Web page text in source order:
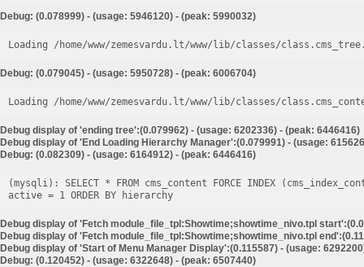
Debug: (0.078999) - (usage: 5946120) - (peak: 5990032)
Loading /home/www/zemesvardu.lt/www/lib/classes/
Debug: (0.079045) - (usage: 5950728) - (peak: 6006704)
Loading /home/www/zemesvardu.lt/www/lib/classes/
Debug display of 'ending tree':(0.079962) - (usage: 6202336) - (peak: 6446416)
Debug display of 'End Loading Hierarchy Manager':(0.079991) - (usage:
Debug: (0.082309) - (usage: 6164912) - (peak: 6446416)
(mysqli): SELECT * FROM cms_content FORCE INDEX
Debug display of 'Fetch module_file_tpl:Showtime;showtime_nivo.tpl
Debug display of 'Fetch module_file_tpl:Showtime;showtime_nivo.tpl
Debug display of 'Start of Menu Manager Display':(0.115587) - (usage:
Debug: (0.120452) - (usage: 6322648) - (peak: 6507440)